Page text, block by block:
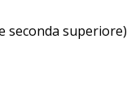
seconda superiore)